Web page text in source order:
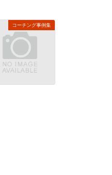
コーチング事例集